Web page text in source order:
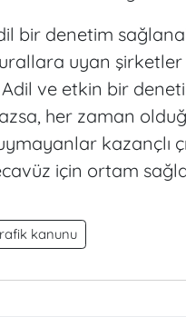
bir denetim
uyan şirketler
Adil ve etkin bir
her zaman
kazançlı
için ortam
kanunu